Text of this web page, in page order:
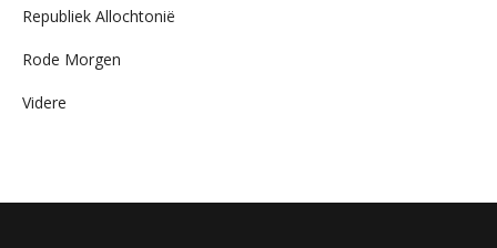
Republiek Allochtonië
Rode Morgen
Videre